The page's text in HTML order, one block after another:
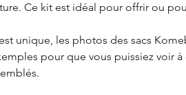
Ce kit est idéal pour offrir ou
unique, les photos des sacs
pour que vous puissiez voir